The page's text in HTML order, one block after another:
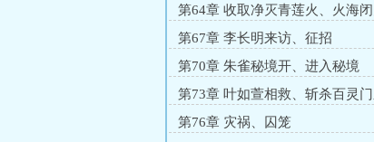
第64章 收取净灭青莲火、火海
第67章 李长明来访、征招
第70章 朱雀秘境开、进入秘境
第73章 叶如萱相救、斩杀百灵
第76章 灾祸、囚笼